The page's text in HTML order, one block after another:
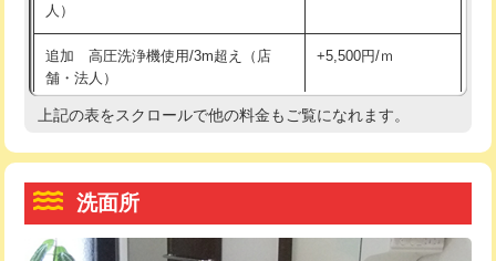
コンクリート斫り（厚さ10㎝超え）
モルタル補修（厚さ10㎝まで） 27,500円
モルタル補修（厚さ10㎝超え） 38,500円
洗面台設置 38,500円
追加人工
廃棄・処分 現場見積
給水管工事※（ホール加工)
給水管工事※（バンド止め) 3,300円
給水管工事※（支持金具設置) 5,500円
給水管工事※（保温材使用（バンド止
め込み）)
5,500円
給水管工事※（土の掘削・埋め戻し作
業)
11,000円
人）
追加 高圧洗浄機使用/3m超え（店
舗・法人）
+5,500円/ｍ
高度高圧洗浄換 現地調査
トーラー機使用/3mまで
上記の表をスクロールで他の料金もご覧になれます。
洗面所